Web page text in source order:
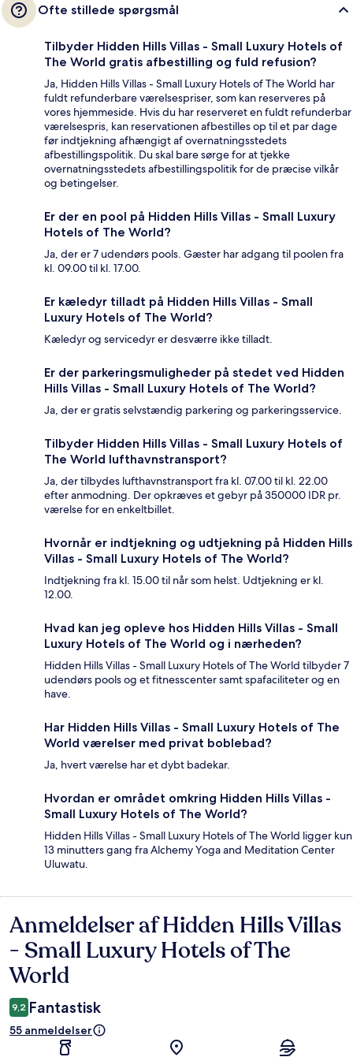
Ofte stillede spørgsmål
Tilbyder Hidden Hills Villas - Small Luxury Hotels of
The World gratis afbestilling og fuld refusion?
Ja, Hidden Hills Villas - Small Luxury Hotels of The World har
fuldt refunderbare værelsespriser, som kan reserveres på
vores hjemmeside. Hvis du har reserveret en fuldt refunderbar
værelsespris, kan reservationen afbestilles op til et par dage
før indtjekning afhængigt af overnatningsstedets
afbestillingspolitik. Du skal bare sørge for at tjekke
overnatningsstedets afbestillingspolitik for de præcise vilkår
og betingelser.
Er der en pool på Hidden Hills Villas - Small Luxury
Hotels of The World?
Ja, der er 7 udendørs pools. Gæster har adgang til poolen fra
kl. 09.00 til kl. 17.00.
Er kæledyr tilladt på Hidden Hills Villas - Small
Luxury Hotels of The World?
Kæledyr og servicedyr er desværre ikke tilladt.
Er der parkeringsmuligheder på stedet ved Hidden
Hills Villas - Small Luxury Hotels of The World?
Ja, der er gratis selvstændig parkering og parkeringsservice.
Tilbyder Hidden Hills Villas - Small Luxury Hotels of
The World lufthavnstransport?
Ja, der tilbydes lufthavnstransport fra kl. 07.00 til kl. 22.00
efter anmodning. Der opkræves et gebyr på 350000 IDR pr.
værelse for en enkeltbillet.
Hvornår er indtjekning og udtjekning på Hidden Hills
Villas - Small Luxury Hotels of The World?
Indtjekning fra kl. 15.00 til når som helst. Udtjekning er kl.
12.00.
Hvad kan jeg opleve hos Hidden Hills Villas - Small
Luxury Hotels of The World og i nærheden?
Hidden Hills Villas - Small Luxury Hotels of The World tilbyder 7
udendørs pools og et fitnesscenter samt spafaciliteter og en
have.
Har Hidden Hills Villas - Small Luxury Hotels of The
World værelser med privat boblebad?
Ja, hvert værelse har et dybt badekar.
Hvordan er området omkring Hidden Hills Villas -
Small Luxury Hotels of The World?
Hidden Hills Villas - Small Luxury Hotels of The World ligger kun
13 minutters gang fra Alchemy Yoga and Meditation Center
Uluwatu.
Anmeldelser
Anmeldelser af Hidden Hills Villas
- Small Luxury Hotels of The
World
9,2 Fantastisk
55 anmeldelser